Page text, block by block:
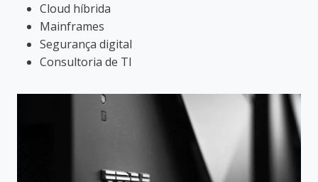
Cloud híbrida
Mainframes
Segurança digital
Consultoria de TI